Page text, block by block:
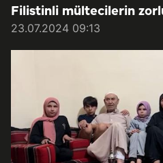
Filistinli mültecilerin
23.07.2024 09:13